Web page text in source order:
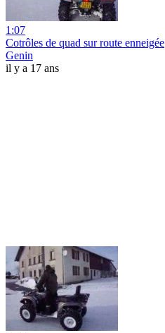
1:07
Cotrôles de quad sur route enneigée
Genin
il y a 17 ans